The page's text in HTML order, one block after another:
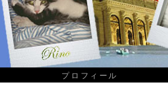
プロフィール